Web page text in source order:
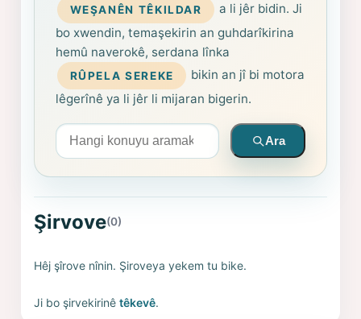
WEŞANÊN TÊKILDAR
a li jêr bidin. Ji
bo xwendin, temaşekirin an guhdarîkirina
hemû naverokê, serdana lînka
RÛPELA SEREKE
bikin an jî bi motora
lêgerînê ya li jêr li mijaran bigerin.
Arama yapın
Ara
Şirvove(0)
Hêj şîrove nînin. Şiroveya yekem tu bike.
Ji bo şirvekirinêtêkevê.